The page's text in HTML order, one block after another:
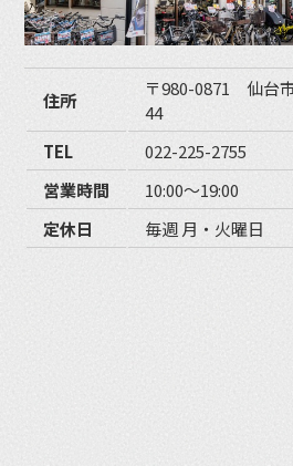
住所
〒980-0871 仙台
44
TEL
022-225-2755
営業時間
10:00〜19:00
定休日
毎週 月・火曜日